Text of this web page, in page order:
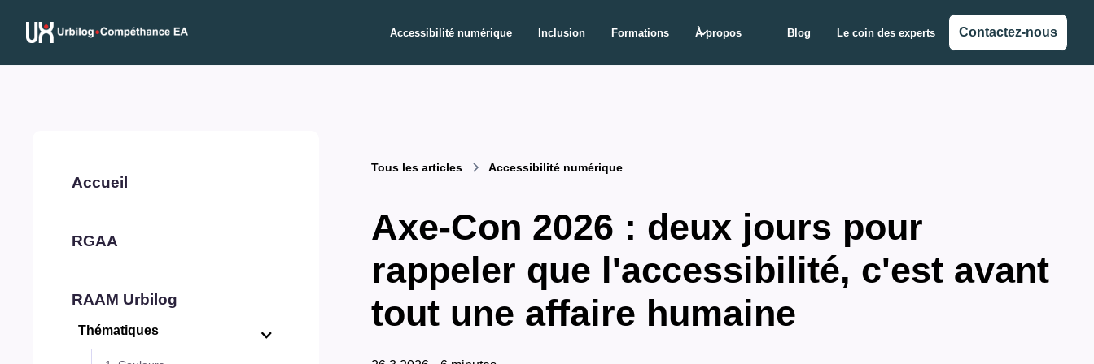
Accessibilité numérique Inclusion Formations À propos Blog Le coin des experts Contactez-nous
Accueil
RGAA
RAAM Urbilog
Thématiques
Tous les articles Accessibilité numérique
Axe-Con 2026 : deux jours pour
rappeler que l'accessibilité, c'est avant
tout une affaire humaine